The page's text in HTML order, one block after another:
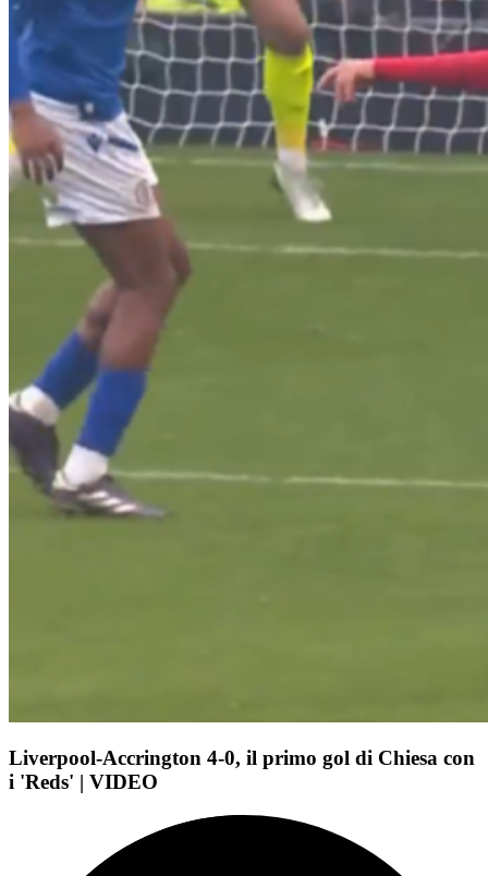
Liverpool-Accrington 4-0, il primo gol di Chiesa con
i 'Reds' | VIDEO